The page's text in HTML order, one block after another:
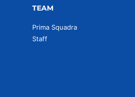
TEAM
Prima Squadra
Staff